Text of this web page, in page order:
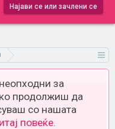
Најави се или зачлени се
за
продолжиш да
со нашата
повеќе.